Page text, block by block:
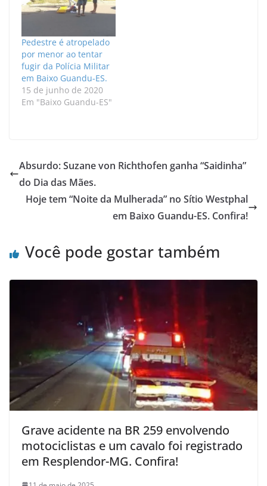
Pedestre é atropelado
por menor ao tentar
fugir da Polícia Militar
em Baixo Guandu-ES.
15 de junho de 2020
Em "Baixo Guandu-ES"
Absurdo: Suzane von Richthofen ganha “Saidinha”
do Dia das Mães.
Hoje tem “Noite da Mulherada” no Sítio Westphal
em Baixo Guandu-ES. Confira!
Você pode gostar também
Grave acidente na BR 259 envolvendo
motociclistas e um cavalo foi registrado
em Resplendor-MG. Confira!